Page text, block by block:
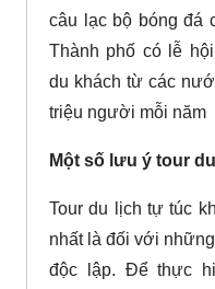
câu lạc bộ bóng đá
Thành phố có lễ
du khách từ các
triệu người mỗi năm
Một số lưu ý tour
Tour du lịch tự túc
nhất là đối với
độc lập. Để thực